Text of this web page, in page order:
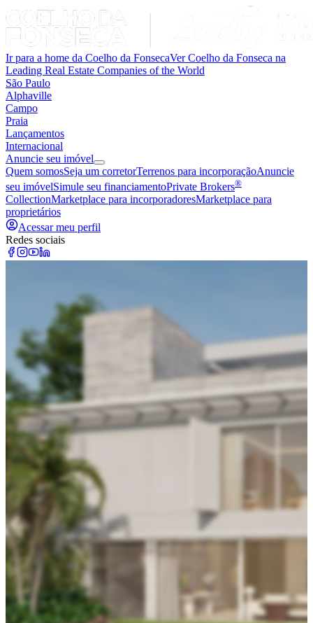
Ir para a home da Coelho da FonsecaVer Coelho da Fonseca na
Leading Real Estate Companies of the World
São Paulo
Alphaville
Campo
Praia
Lançamentos
Internacional
Anuncie seu imóvel
Quem somosSeja um corretorTerrenos para incorporaçãoAnuncie
seu imóvelSimule seu financiamentoPrivate Brokers®
CollectionMarketplace para incorporadoresMarketplace para
proprietários
Acessar meu perfil
Redes sociais